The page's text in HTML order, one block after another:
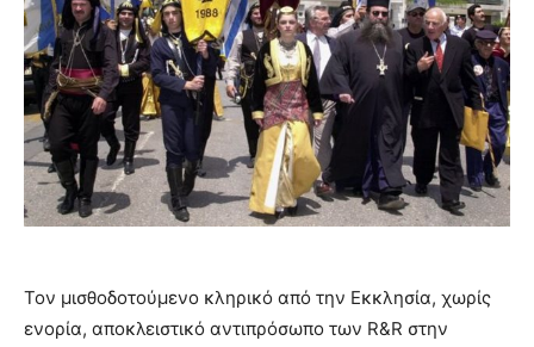
Τον μισθοδοτούμενο κληρικό από την Εκκλησία, χωρίς
ενορία, αποκλειστικό αντιπρόσωπο των R&R στην